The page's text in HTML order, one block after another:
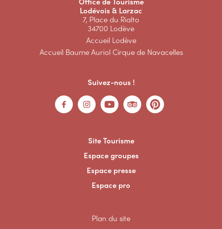
Lodévois & Larzac
7, Place du Rialto
34700 Lodève
Accueil Lodève
Accueil Baume Auriol Cirque de Navacelles
Suivez-nous !
Site Tourisme
Espace groupes
Espace presse
Espace pro
Plan du site